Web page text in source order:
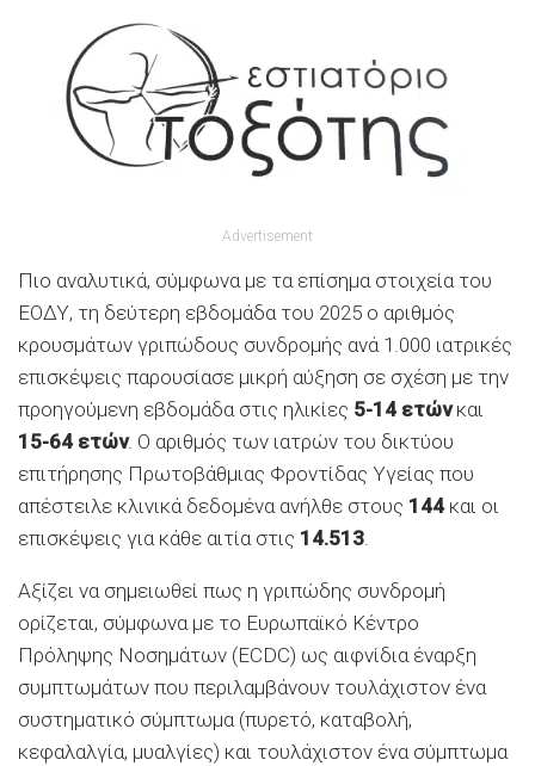
Advertisement
Πιο αναλυτικά, σύμφωνα με τα επίσημα στοιχεία του
ΕΟΔΥ, τη δεύτερη εβδομάδα του 2025 ο αριθμός
κρουσμάτων γριπώδους συνδρομής ανά 1.000 ιατρικές
επισκέψεις παρουσίασε μικρή αύξηση σε σχέση με την
προηγούμενη εβδομάδα στις ηλικίες 5-14 ετώνκαι
15-64 ετών. Ο αριθμός των ιατρών του δικτύου
επιτήρησης Πρωτοβάθμιας Φροντίδας Υγείας που
απέστειλε κλινικά δεδομένα ανήλθε στους 144και οι
επισκέψεις για κάθε αιτία στις 14.513
Αξίζει να σημειωθεί πως η γριπώδης συνδρομή
ορίζεται, σύμφωνα με το Ευρωπαϊκό Κέντρο
Πρόληψης Νοσημάτων (ECDC) ως αιφνίδια έναρξη
συμπτωμάτων που περιλαμβάνουν τουλάχιστον ένα
συστηματικό σύμπτωμα (πυρετό, καταβολή,
κεφαλαλγία, μυαλγίες) και τουλάχιστον ένα σύμπτωμα